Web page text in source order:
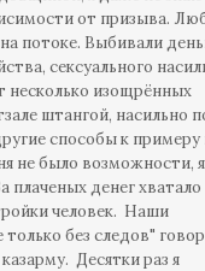
от призыва.
потоке. Выбивали
сексуального
несколько изощрённых
штангой, насильно
способы к примеру
не было возможности,
плаченых денег хватало
человек. Наши
без следов"
Десятки раз я